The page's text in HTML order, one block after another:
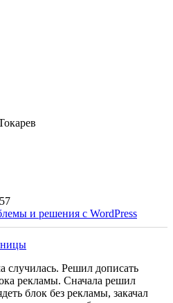
и решения с WordPress
случилась. Решил дописать
рекламы. Сначала решил
блок без рекламы, закачал